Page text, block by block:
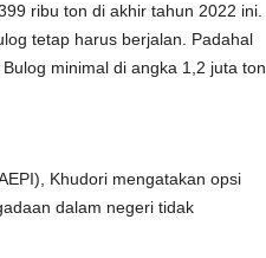
ribu ton di akhir tahun 2022 ini.
tetap harus berjalan. Padahal
minimal di angka 1,2 juta ton.
Khudori mengatakan opsi
dalam negeri tidak